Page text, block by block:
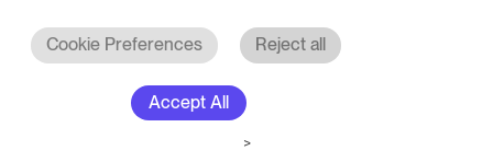
© 2017 - 2026. Todos los derechos reservados. RoomPriceGenie AG
Cookie Preferences Reject all
Accept All
>